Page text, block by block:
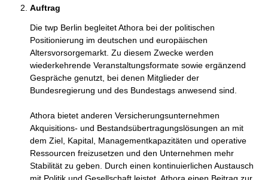
Auftrag
Die twp Berlin begleitet Athora bei der politischen
Positionierung im deutschen und europäischen
Altersvorsorgemarkt. Zu diesem Zwecke werden
wiederkehrende Veranstaltungsformate sowie ergänzend
Gespräche genutzt, bei denen Mitglieder der
Bundesregierung und des Bundestags anwesend sind.
Athora bietet anderen Versicherungsunternehmen
Akquisitions- und Bestandsübertragungslösungen an mit
dem Ziel, Kapital, Managementkapazitäten und operative
Ressourcen freizusetzen und den Unternehmen mehr
Stabilität zu geben. Durch einen kontinuierlichen Austausch